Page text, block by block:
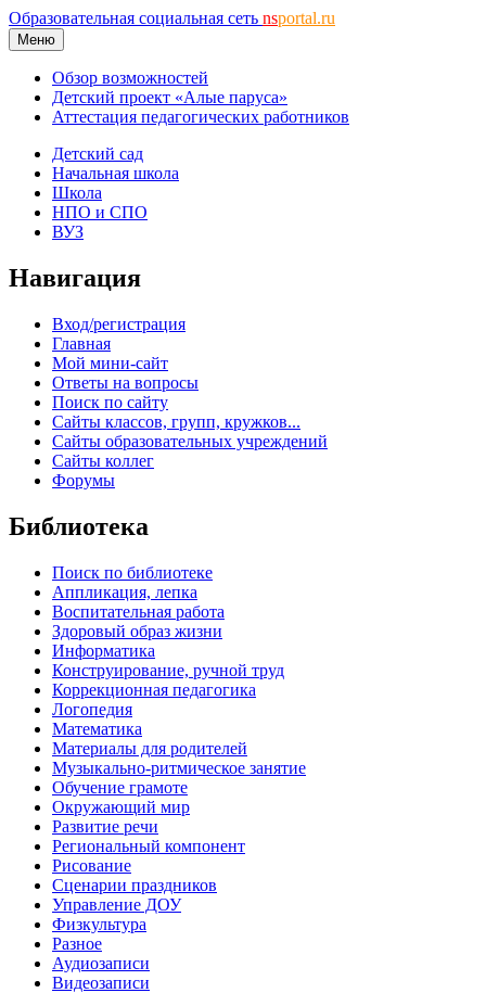
Образовательная социальная сеть nsportal.ru
Меню
Обзор возможностей
Детский проект «Алые паруса»
Аттестация педагогических работников
Детский сад
Начальная школа
Школа
НПО и СПО
ВУЗ
Навигация
Вход/регистрация
Главная
Мой мини-сайт
Ответы на вопросы
Поиск по сайту
Сайты классов, групп, кружков...
Сайты образовательных учреждений
Сайты коллег
Форумы
Библиотека
Поиск по библиотеке
Аппликация, лепка
Воспитательная работа
Здоровый образ жизни
Информатика
Конструирование, ручной труд
Коррекционная педагогика
Логопедия
Математика
Материалы для родителей
Музыкально-ритмическое занятие
Обучение грамоте
Окружающий мир
Развитие речи
Региональный компонент
Рисование
Сценарии праздников
Управление ДОУ
Физкультура
Разное
Аудиозаписи
Видеозаписи